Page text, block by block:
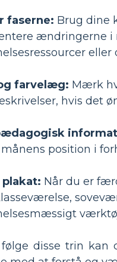
faserne: Brug dine
ændringerne i
eller
farvelæg: Mærk
hvis det
position i
Når du er
disse trin kan